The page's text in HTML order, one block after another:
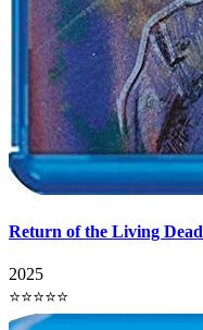
Return of the Living
2025
⭐⭐⭐⭐⭐